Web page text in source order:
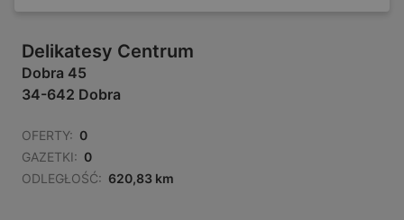
Delikatesy Centrum
Dobra 45
34-642 Dobra
OFERTY: 0
GAZETKI: 0
ODLEGŁOŚĆ: 620,83 km